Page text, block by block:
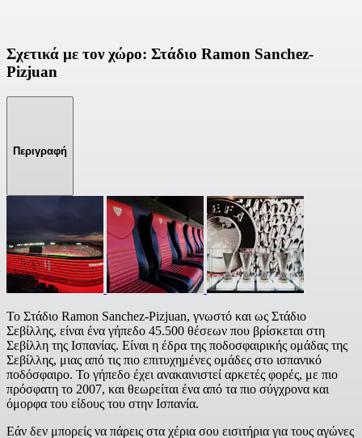
Σχετικά με τον χώρο: Στάδιο Ramon Sanchez-
Pizjuan
Περιγραφή
Το Στάδιο Ramon Sanchez-Pizjuan, γνωστό και ως Στάδιο
Σεβίλλης, είναι ένα γήπεδο 45.500 θέσεων που βρίσκεται στη
Σεβίλλη της Ισπανίας. Είναι η έδρα της ποδοσφαιρικής ομάδας της
Σεβίλλης, μιας από τις πιο επιτυχημένες ομάδες στο ισπανικό
ποδόσφαιρο. Το γήπεδο έχει ανακαινιστεί αρκετές φορές, με πιο
πρόσφατη το 2007, και θεωρείται ένα από τα πιο σύγχρονα και
όμορφα του είδους του στην Ισπανία.
Εάν δεν μπορείς να πάρεις στα χέρια σου εισιτήρια για τους αγώνες